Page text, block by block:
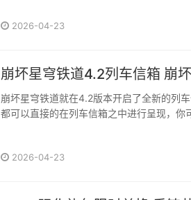
2026-04-23
崩坏星穹铁道4.2列车信箱 崩
崩坏星穹铁道就在4.2版本开启了全新的列
都可以直接的在列车信箱之中进行呈现，你
2026-04-23